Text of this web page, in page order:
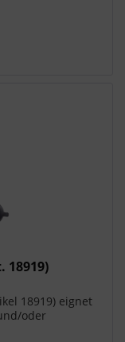
18919)
18919) eignet
oder